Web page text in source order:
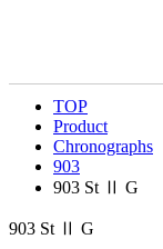
TOP
Product
Chronographs
903
903 St Ⅱ G
903 St Ⅱ G